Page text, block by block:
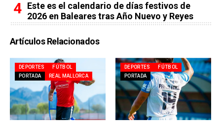
Este es el calendario de días festivos de
2026 en Baleares tras Año Nuevo y Reyes
Artículos Relacionados
DEPORTES
FÚTBOL
PORTADA
REAL MALLORCA
DEPORTES
FÚTBOL
PORTADA